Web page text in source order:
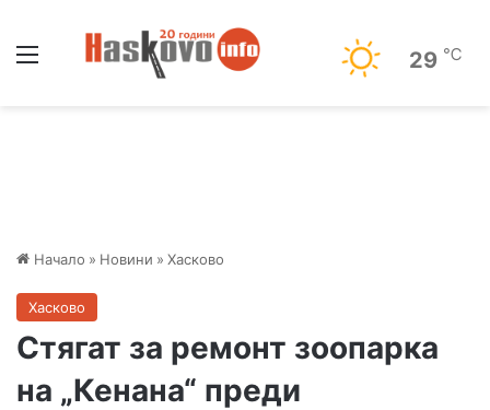
29 ℃
Начало » Новини » Хасково
Хасково
Стягат за ремонт зоопарка
на „Кенана“ преди